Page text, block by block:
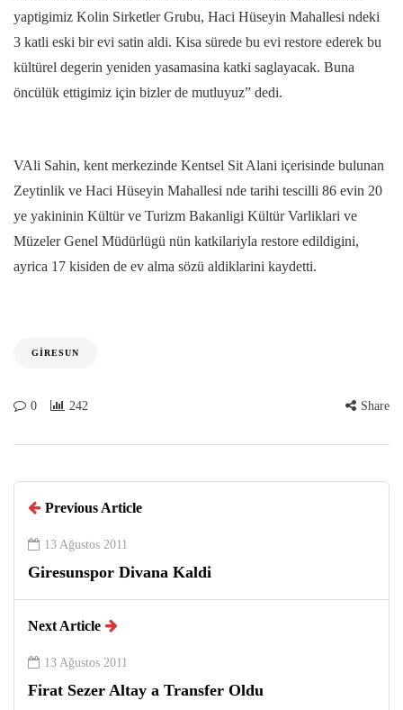
yaptigimiz Kolin Sirketler Grubu, Haci Hüseyin Mahallesi ndeki
3 katli eski bir evi satin aldi. Kisa sürede bu evi restore ederek bu
kültürel degerin yeniden yasamasina katki saglayacak. Buna
öncülük ettigimiz için bizler de mutluyuz” dedi.
VAli Sahin, kent merkezinde Kentsel Sit Alani içerisinde bulunan
Zeytinlik ve Haci Hüseyin Mahallesi nde tarihi tescilli 86 evin 20
ye yakininin Kültür ve Turizm Bakanligi Kültür Varliklari ve
Müzeler Genel Müdürlügü nün katkilariyla restore edildigini,
ayrica 17 kisiden de ev alma sözü aldiklarini kaydetti.
GIRESUN
0 242 Share
Previous Article
13 Ağustos 2011
Giresunspor Divana Kaldi
Next Article
13 Ağustos 2011
Firat Sezer Altay a Transfer Oldu